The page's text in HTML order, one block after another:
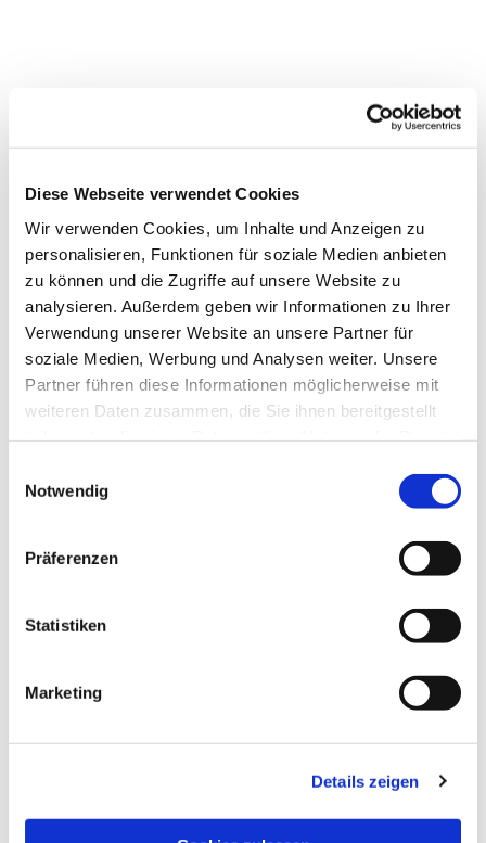
Diese Webseite verwendet Cookies
Wir verwenden Cookies, um Inhalte und Anzeigen zu
personalisieren, Funktionen für soziale Medien anbieten
zu können und die Zugriffe auf unsere Website zu
analysieren. Außerdem geben wir Informationen zu Ihrer
Verwendung unserer Website an unsere Partner für
soziale Medien, Werbung und Analysen weiter. Unsere
Partner führen diese Informationen möglicherweise mit
weiteren Daten zusammen, die Sie ihnen bereitgestellt
Notwendig
Präferenzen
Statistiken
Marketing
Details zeigen
Dies könnte Sie auch interessieren